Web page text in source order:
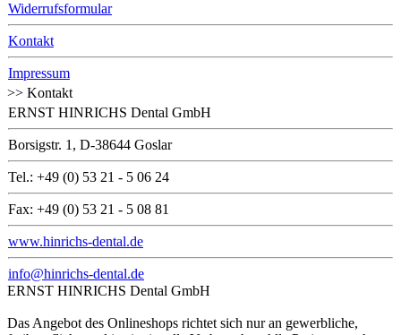
Widerrufsformular
Kontakt
Impressum
>> Kontakt
ERNST HINRICHS Dental GmbH
Borsigstr. 1, D-38644 Goslar
Tel.: +49 (0) 53 21 - 5 06 24
Fax: +49 (0) 53 21 - 5 08 81
www.hinrichs-dental.de
info@hinrichs-dental.de
ERNST HINRICHS Dental GmbH
Das Angebot des Onlineshops richtet sich nur an gewerbliche,